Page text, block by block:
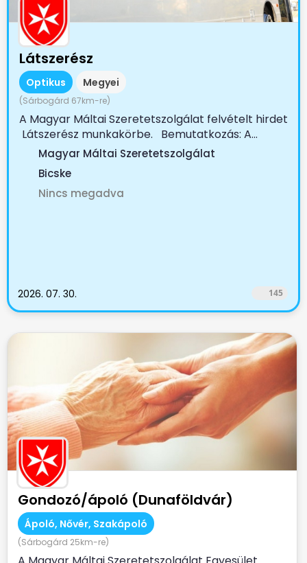
Látszerész
Optikus Megyei
(Sárbogárd 67km-re)
A Magyar Máltai Szeretetszolgálat felvételt hirdet
Látszerész munkakörbe. Bemutatkozás: A...
Magyar Máltai Szeretetszolgálat
Bicske
Nincs megadva
2026. 07. 30. 145
Gondozó/ápoló (Dunaföldvár)
Ápoló, Nővér, Szakápoló
(Sárbogárd 25km-re)